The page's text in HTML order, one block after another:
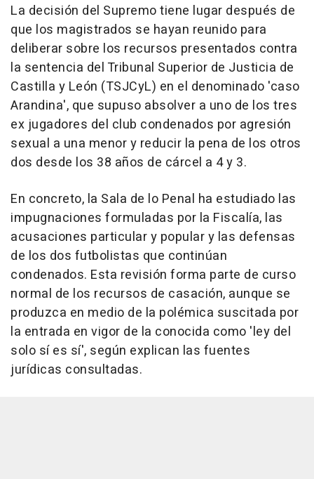
La decisión del Supremo tiene lugar después de
que los magistrados se hayan reunido para
deliberar sobre los recursos presentados contra
la sentencia del Tribunal Superior de Justicia de
Castilla y León (TSJCyL) en el denominado 'caso
Arandina', que supuso absolver a uno de los tres
ex jugadores del club condenados por agresión
sexual a una menor y reducir la pena de los otros
dos desde los 38 años de cárcel a 4 y 3.
En concreto, la Sala de lo Penal ha estudiado las
impugnaciones formuladas por la Fiscalía, las
acusaciones particular y popular y las defensas
de los dos futbolistas que continúan
condenados. Esta revisión forma parte de curso
normal de los recursos de casación, aunque se
produzca en medio de la polémica suscitada por
la entrada en vigor de la conocida como 'ley del
solo sí es sí', según explican las fuentes
jurídicas consultadas.